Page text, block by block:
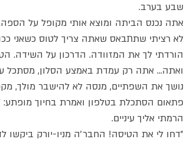
שבע בערב.
אתה נכנס הביתה ומוצא אותי מקופל על
לא רציתי שתתבאס שאתה צריך לטוס כשאני
הורדתי לך את המזוודה. הדרכון על השידה.
ואתה... אתה רק עמדת באמצע הסלון, מסתכל
נושך את השפתיים, מנסה לא להישבר מולך,
פתאום הסתכלת בטלפון ואמרת בחיוך מופתע:
הרמתי אליך עיניים.
״דחו לי את הטיסה! החבר׳ה מניו-יורק ביקשו